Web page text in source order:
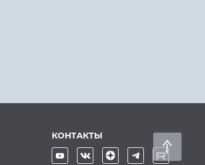
КОНТАКТЫ